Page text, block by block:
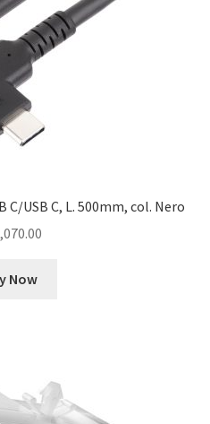
C/USB C, L. 500mm, col. Nero
Now